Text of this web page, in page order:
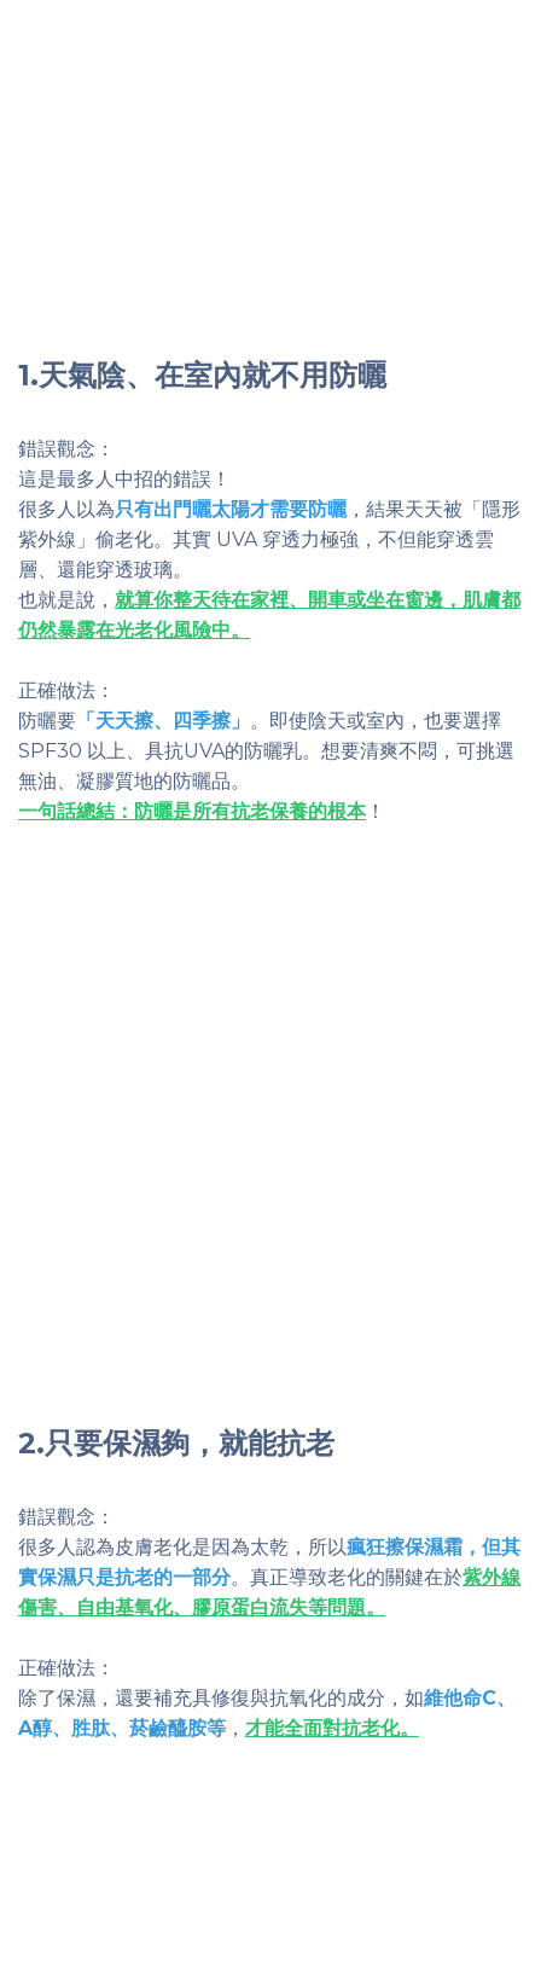
1.天氣陰、在室內就不用防曬
錯誤觀念：
這是最多人中招的錯誤！
很多人以為只有出門曬太陽才需要防曬，結果天天被「隱形
紫外線」偷老化。其實 UVA 穿透力極強，不但能穿透雲
層、還能穿透玻璃。
也就是說， 就算你整天待在家裡、開車或坐在窗邊，肌膚都
仍然暴露在光老化風險中。
正確做法：
防曬要 「天天擦、四季擦」 。即使陰天或室內，也要選擇
SPF30 以上、具抗UVA的防曬乳。想要清爽不悶，可挑選
無油、凝膠質地的防曬品。
一句話總結：防曬是所有抗老保養的根本！
2.只要保濕夠，就能抗老
錯誤觀念：
很多人認為皮膚老化是因為太乾，所以瘋狂擦保濕霜，但其
實保濕只是抗老的一部分。真正導致老化的關鍵在於紫外線
傷害、自由基氧化、膠原蛋白流失等問題。
正確做法：
除了保濕，還要補充具修復與抗氧化的成分，如維他命C、
A醇、胜肽、菸鹼醯胺等 ， 才能全面對抗老化。